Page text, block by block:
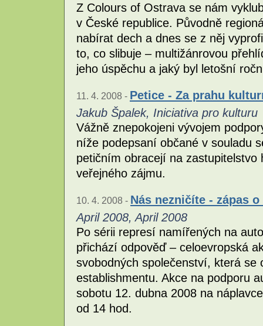
Z Colours of Ostrava se nám
v České republice. Původně
nabírat dech a dnes se z něj
to, co slibuje – multižánrovou
jeho úspěchu a jaký byl letošní
11. 4. 2008 - Petice - Za prahu
Jakub Špalek, Iniciativa pro kulturu
Vážně znepokojeni vývojem
níže podepsaní občané v souladu
petičním obracejí na
veřejného zájmu.
10. 4. 2008 - Nás nezničíte - zápas
April 2008, April 2008
Po sérii represí namířených na
přichází odpověď – celoevropská
svobodných společenství, která
establishmentu. Akce na podporu
sobotu 12. dubna 2008 na
od 14 hod.